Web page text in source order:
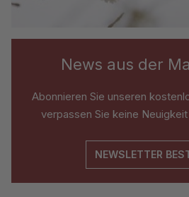
News aus der
Abonnieren Sie unseren
verpassen Sie keine
NEWSLETTER